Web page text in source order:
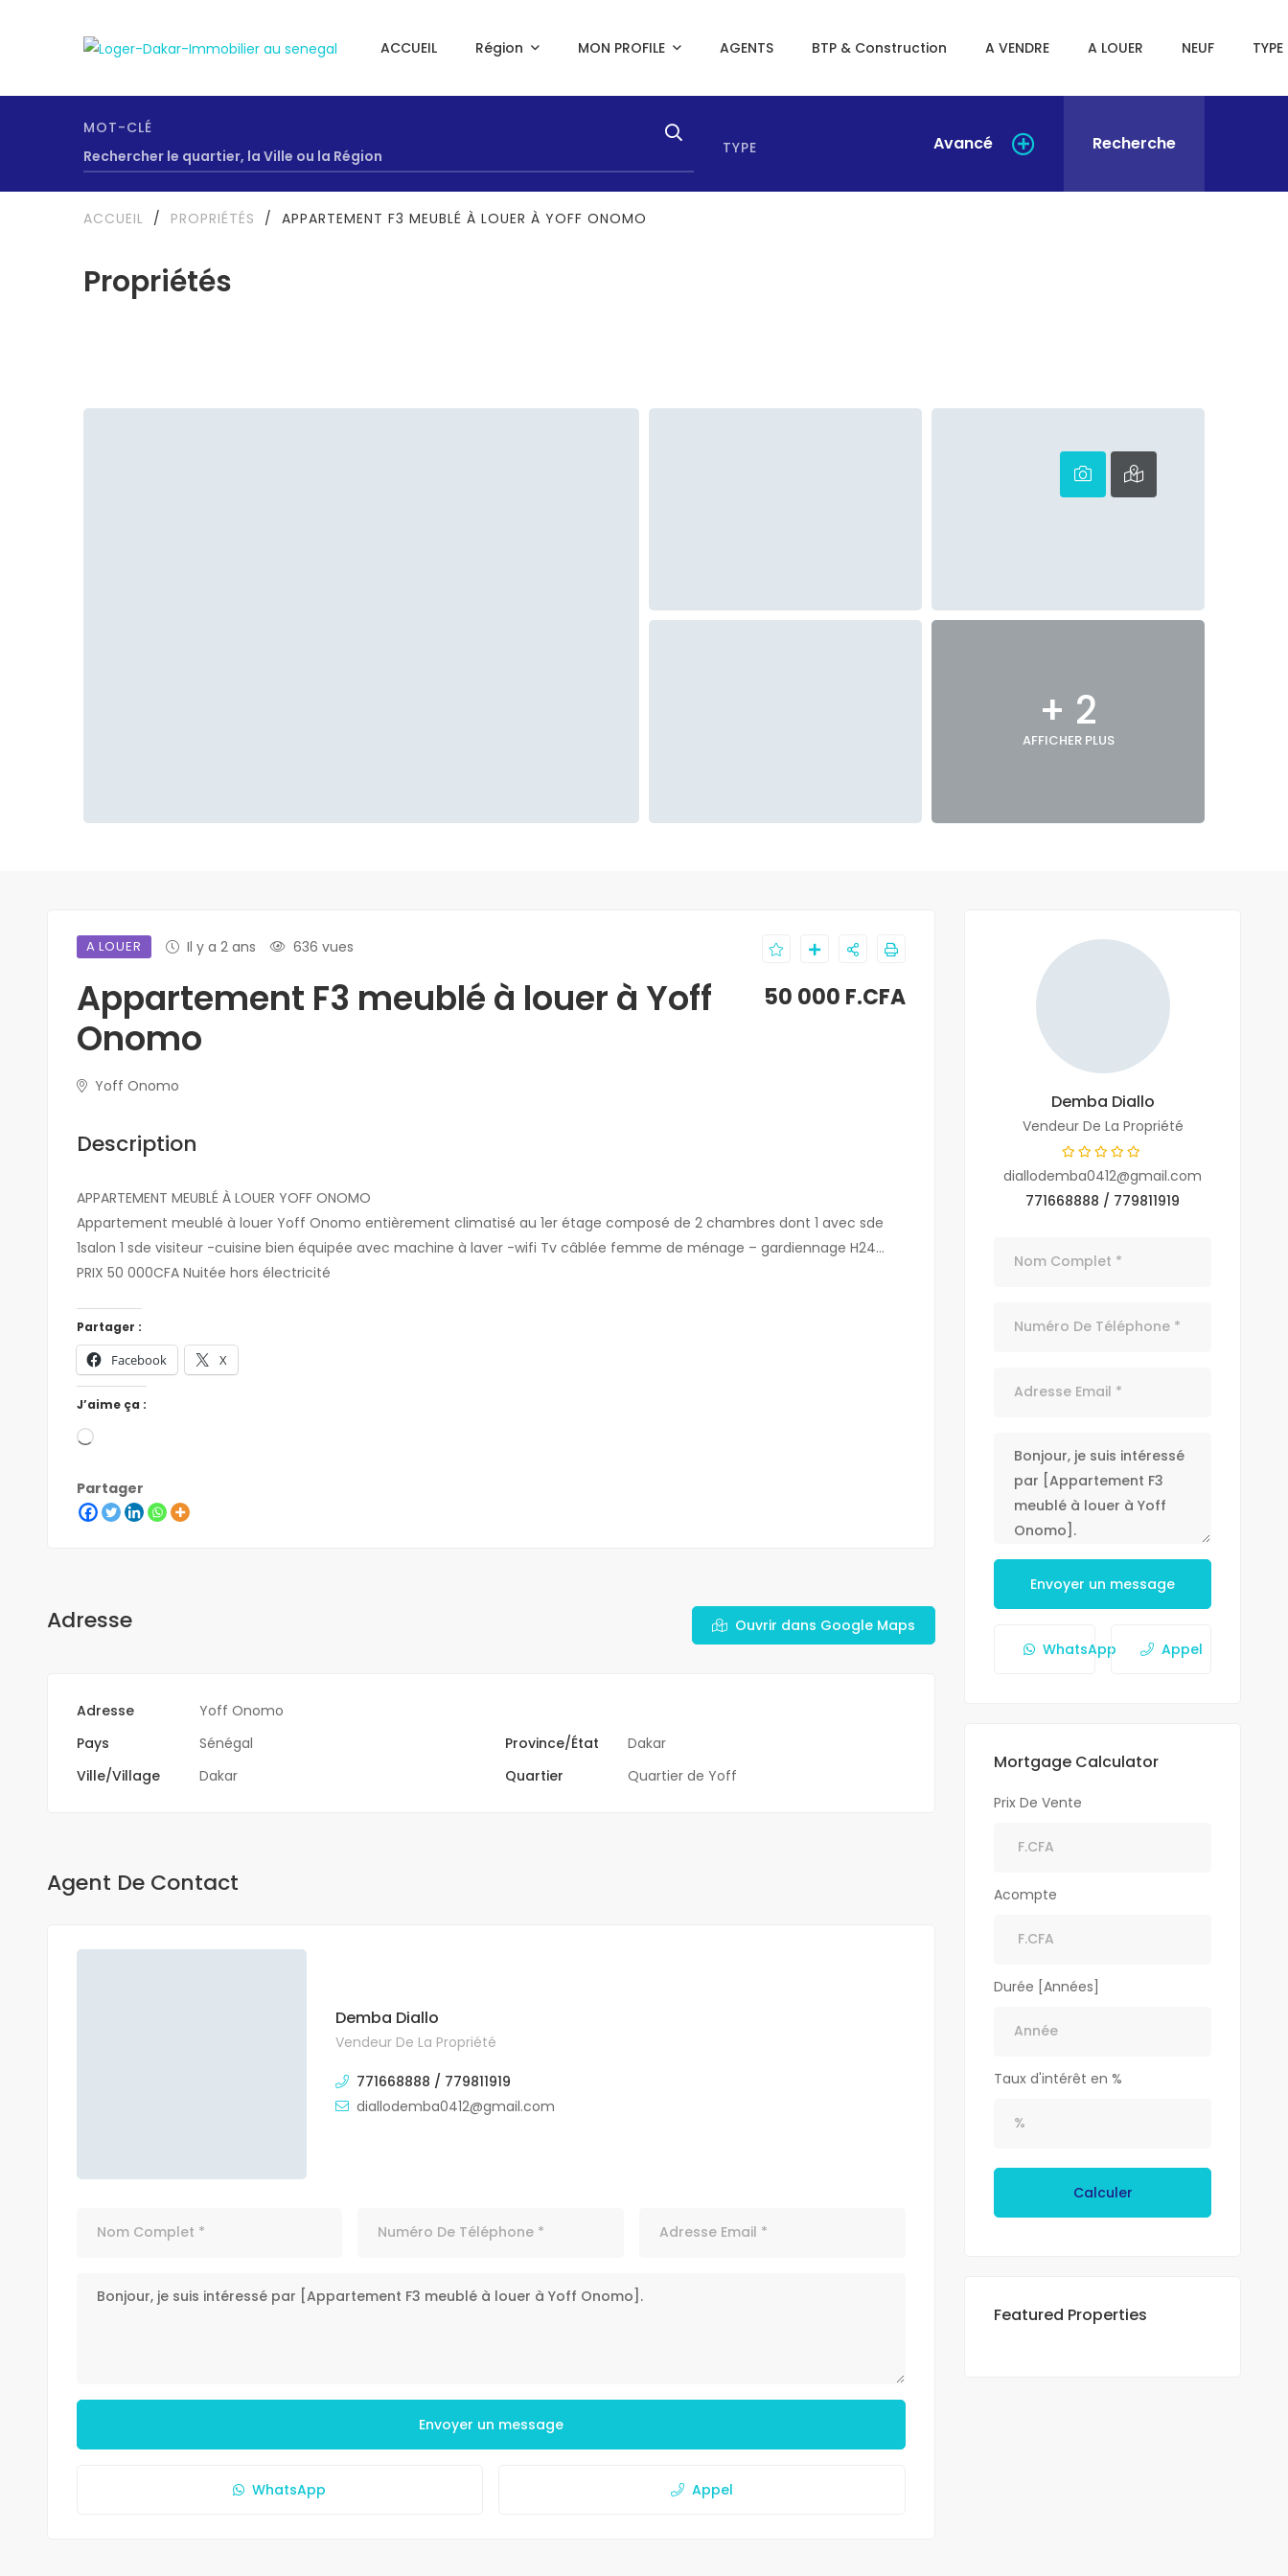
ACCUEIL Région MON PROFILE AGENTS BTP & Construction A VENDRE A LOUER NEUF
MOT-CLÉ
TYPE
Avancé Recherche
Propriétés
ACCUEIL / PROPRIÉTÉS / APPARTEMENT F3 MEUBLÉ À LOUER À YOFF ONOMO
+ 2
AFFICHER PLUS
A LOUER Il y a 2 ans 636 vues
Appartement F3 meublé à louer à Yoff
Onomo
Yoff Onomo
50 000 F.CFA
Description
APPARTEMENT MEUBLÉ À LOUER YOFF ONOMO
Appartement meublé à louer Yoff Onomo entièrement climatisé au 1er étage composé de 2 chambres dont 1 avec sde
1salon 1 sde visiteur -cuisine bien équipée avec machine à laver -wifi Tv câblée femme de ménage – gardiennage H24…
PRIX 50 000CFA Nuitée hors électricité
Partager :
Facebook X
J’aime ça :
Partager
Adresse Ouvrir dans Google Maps
Adresse
Yoff Onomo
Pays
Sénégal Province/État
Dakar
Ville/Village
Dakar Quartier Quartier de Yoff
Agent De Contact
Demba Diallo
Vendeur De La Propriété
771668888 / 779811919
diallodemba0412@gmail.com
Envoyer un message
WhatsApp Appel
Demba Diallo
Vendeur De La Propriété
diallodemba0412@gmail.com
771668888 / 779811919
Envoyer un message
WhatsApp Appel
Mortgage Calculator
Prix De Vente
Acompte
Durée [Années]
Taux d'intérêt en %
Calculer
Featured Properties